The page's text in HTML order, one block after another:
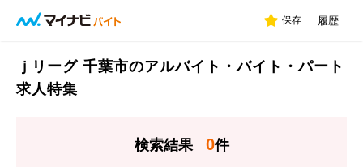
保存 履歴
ｊリーグ 千葉市のアルバイト・バイト・パート
求人特集
検索結果 0件